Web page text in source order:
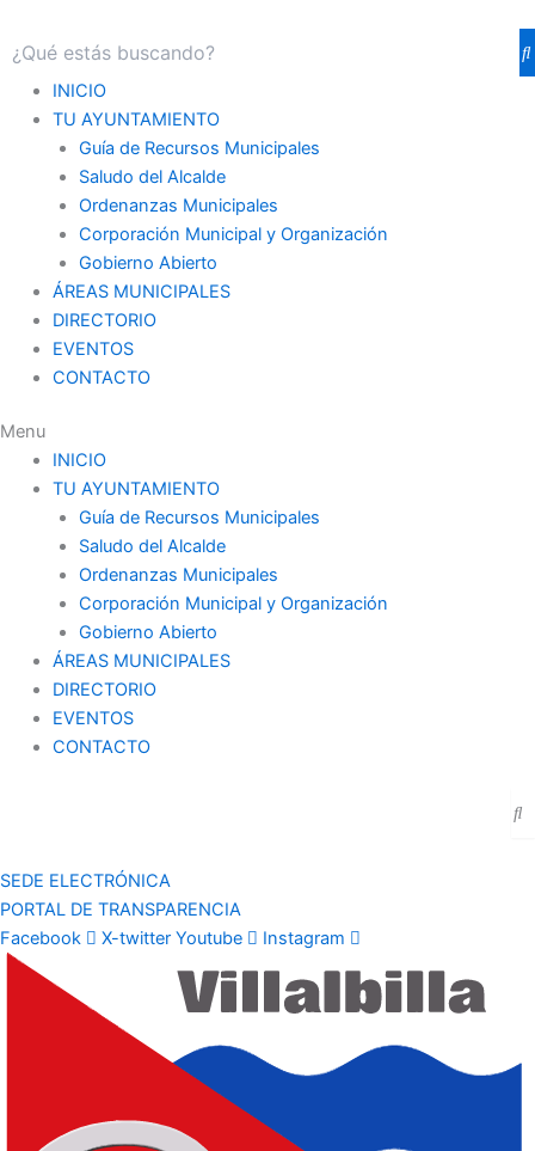
INICIO
TU AYUNTAMIENTO
Guía de Recursos Municipales
Saludo del Alcalde
Ordenanzas Municipales
Corporación Municipal y Organización
Gobierno Abierto
ÁREAS MUNICIPALES
DIRECTORIO
EVENTOS
CONTACTO
Menu
INICIO
TU AYUNTAMIENTO
Guía de Recursos Municipales
Saludo del Alcalde
Ordenanzas Municipales
Corporación Municipal y Organización
Gobierno Abierto
ÁREAS MUNICIPALES
DIRECTORIO
EVENTOS
CONTACTO
SEDE ELECTRÓNICA
PORTAL DE TRANSPARENCIA
Facebook
X-twitter Youtube Instagram